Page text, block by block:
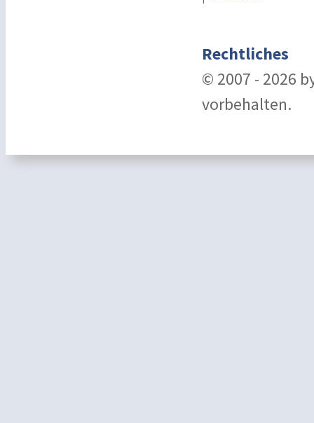
Rechtliches
© 2007 - 2026
vorbehalten.